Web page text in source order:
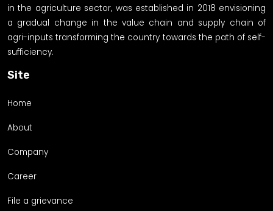
in the agriculture sector, was established in 2018 envisioning
a gradual change in the value chain and supply chain of
agri-inputs transforming the country towards the path of self-
sufficiency.
Site
Home
About
Company
Career
File a grievance